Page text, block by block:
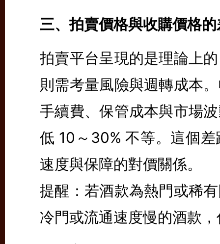
三、拍賣價格與收購價格
拍賣平台呈現的是理論上
則需考量風險與週轉成本
手續費、保管成本與市場
低 10～30% 不等。這個
速度與保障的對價關係。
提醒：若酒款為熱門或稀
冷門或流通速度慢的酒款